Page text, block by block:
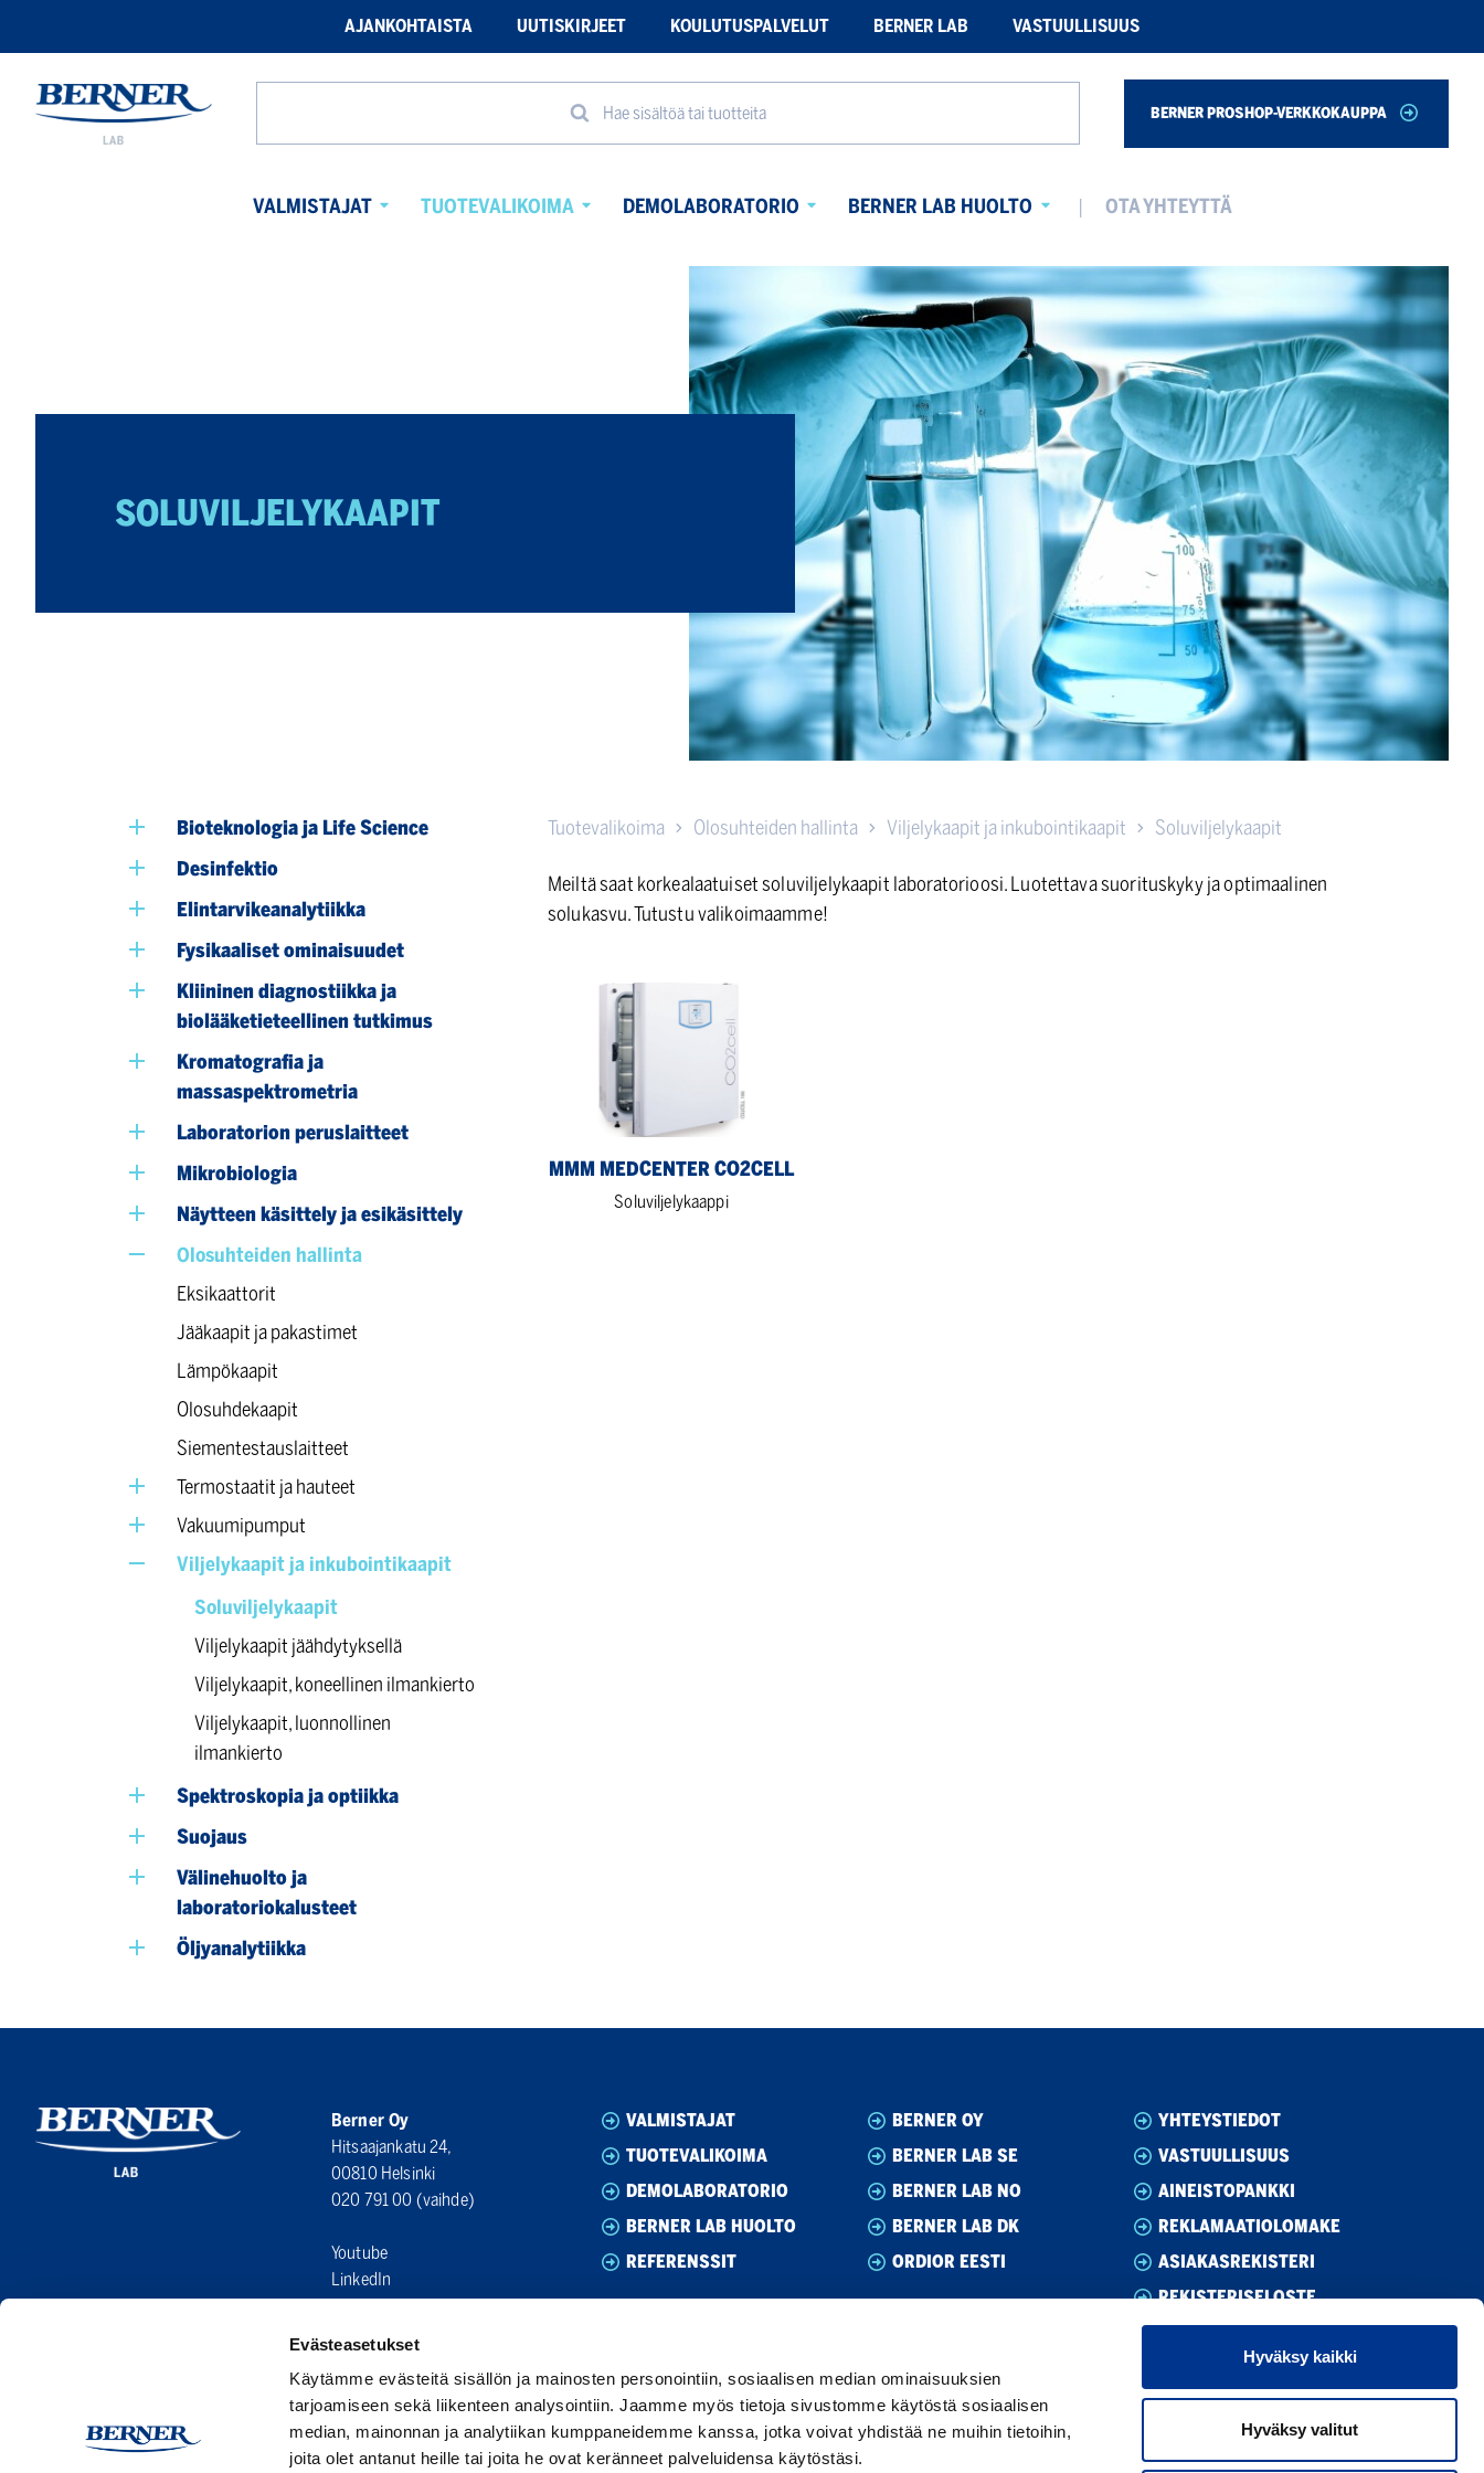
Evästeasetukset
Käytämme evästeitä sisällön ja mainosten personointiin, sosiaalisen median ominaisuuksien
tarjoamiseen sekä liikenteen analysointiin. Jaamme myös tietoja sivustomme käytöstä sosiaalisen
median, mainonnan ja analytiikan kumppaneidemme kanssa, jotka voivat yhdistää ne muihin tietoihin,
joita olet antanut heille tai joita he ovat keränneet palveluidensa käytöstäsi.
Hyväksy kaikki
Hyväksy valitut
AJANKOHTAISTA UUTISKIRJEET KOULUTUSPALVELUT BERNER LAB VASTUULLISUUS
Berner
Lab
verkkosivuilta
Hae sisältöä tai tuotteita BERNER PROSHOP-VERKKOKAUPPA
VALMISTAJAT
TUOTEVALIKOIMA
DEMOLABORATORIO
BERNER LAB HUOLTO
OTA YHTEYTTÄ
SOLUVILJELY­KAAPIT
Bioteknologia ja Life Science
Desinfektio
Elintarvikeanalytiikka
Fysikaaliset ominaisuudet
Kliininen diagnostiikka ja
biolääketieteellinen tutkimus
Kromatografia ja
massaspektrometria
Laboratorion peruslaitteet
Mikrobiologia
Näytteen käsittely ja esikäsittely
Olosuhteiden hallinta
Eksikaattorit
Jääkaapit ja pakastimet
Lämpökaapit
Olosuhdekaapit
Siementestauslaitteet
Termostaatit ja hauteet
Vakuumipumput
Viljelykaapit ja inkubointikaapit
Soluviljelykaapit
Viljelykaapit jäähdytyksellä
Viljelykaapit, koneellinen ilmankierto
Viljelykaapit, luonnollinen
ilmankierto
Spektroskopia ja optiikka
Suojaus
Välinehuolto ja
laboratoriokalusteet
Öljyanalytiikka
Tuotevalikoima Olosuhteiden hallinta Viljelykaapit ja inkubointikaapit Soluviljelykaapit
Meiltä saat korkealaatuiset soluviljelykaapit laboratorioosi. Luotettava suorituskyky ja optimaalinen
solukasvu. Tutustu valikoimaamme!
Medcenter
MMM MEDCENTER CO2CELL
Soluviljelykaappi
Berner Oy
Hitsaajankatu 24,
00810 Helsinki
020 791 00 (vaihde)
Youtube
LinkedIn
VALMISTAJAT
TUOTEVALIKOIMA
DEMOLABORATORIO
BERNER LAB HUOLTO
REFERENSSIT
BERNER OY
BERNER LAB SE
BERNER LAB NO
BERNER LAB DK
ORDIOR EESTI
YHTEYSTIEDOT
VASTUULLISUUS
AINEISTOPANKKI
REKLAMAATIOLOMAKE
ASIAKASREKISTERI
REKISTERISELOSTE
EVÄSTEASETUKSET
YLEISET EHDOT
TEKNISET KAUPAN YLEISET
MYYNTIEHDOT
YLEISET TAKUUEHDOT 12 KK